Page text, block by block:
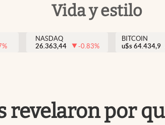
Vida y estilo
%
NASDAQ
26.363,44
-0.83%
BITCOIN
u$s 64.434,9
revelaron por